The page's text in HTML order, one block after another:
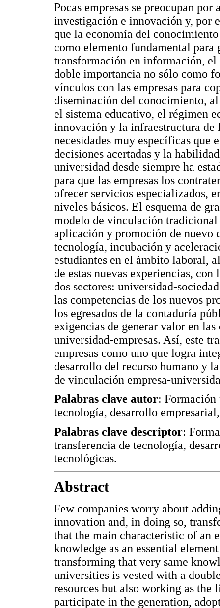
Pocas empresas se preocupan
investigación e innovación y, por
que la economía del
como elemento fundamental
transformación en información, el
doble importancia no sólo como
vínculos con las empresas para
diseminación del conocimiento,
el sistema educativo, el régimen
innovación y la infraestructura de
necesidades muy específicas que
decisiones acertadas y la
universidad desde siempre ha
para que las empresas los
ofrecer servicios especializados,
niveles básicos. El esquema de
modelo de vinculación tradicional
aplicación y promoción de nuevo
tecnología, incubación y
estudiantes en el ámbito laboral,
de estas nuevas experiencias,
dos sectores: universidad-
las competencias de los nuevos
los egresados de la contaduría
exigencias de generar valor en
universidad-empresas. Así, este
empresas como uno que logra
desarrollo del recurso humano y
de vinculación empresa-
Palabras clave autor: Formación
tecnología, desarrollo
Palabras clave descriptor:
transferencia de tecnología,
tecnológicas.
Abstract
Few companies worry about
innovation and, in doing so,
that the main characteristic of an
knowledge as an essential
transforming that very same
universities is vested with a
resources but also working as
participate in the generation,